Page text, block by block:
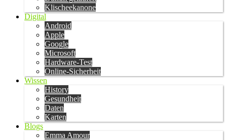
Klischeekanone
Digital
Android
Apple
Google
Microsoft
Hardware-Test
Online-Sicherheit
Wissen
History
Gesundheit
Daten
Karten
Blogs
Emma Amour